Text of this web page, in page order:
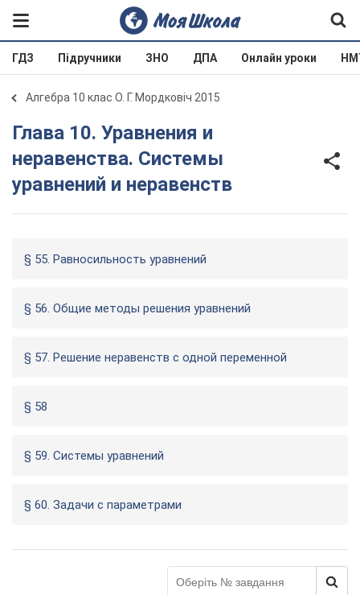
ГДЗ Підручники ЗНО ДПА Онлайн уроки
Алгебра 10 клас О. Г. Мордковіч 2015
Глава 10. Уравнения и
неравенства. Системы
уравнений и неравенств
§ 55. Равносильность уравнений
§ 56. Общие методы решения уравнений
§ 57. Решение неравенств с одной переменной
§ 58
§ 59. Системы уравнений
§ 60. Задачи с параметрами